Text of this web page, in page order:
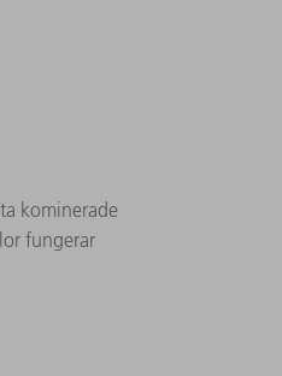
kominerade
fungerar